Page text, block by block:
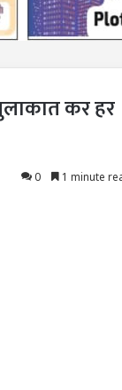
कर हर
0 1 minute